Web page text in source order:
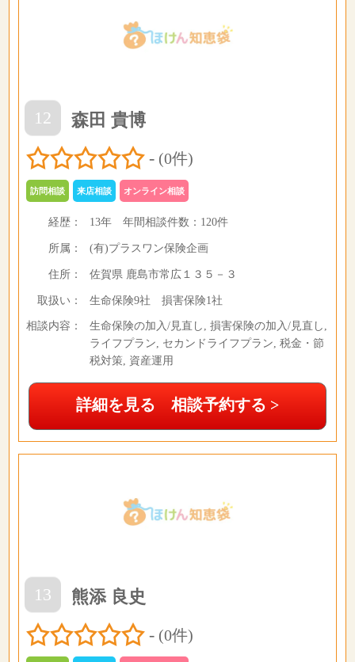
12
森田 貴博
- (0件)
訪問相談 来店相談 オンライン相談
経歴： 13年年間相談件数： 120件
所属： (有)プラスワン保険企画
住所： 佐賀県 鹿島市常広１３５－３
取扱い： 生命保険9社 損害保険1社
相談内容：
生命保険の加入/見直し, 損害保険の加入/見直し,
ライフプラン, セカンドライフプラン, 税金・節
税対策, 資産運用
詳細を見る 相談予約する >
13
熊添 良史
- (0件)